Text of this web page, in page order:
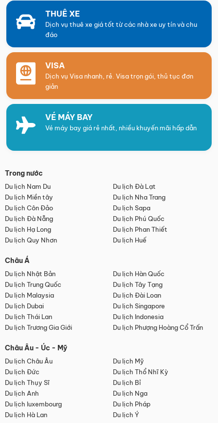
THUÊ XE
Dịch vụ thuê xe giá tốt từ các nhà xe uy tín và chu
đáo
VISA
Dịch vụ Visa nhanh, rẻ. Visa trọn gói, thủ tục đơn
giản
VÉ MÁY BAY
Vé máy bay giá rẻ nhất, nhiều khuyến mãi hấp dẫn
Trong nước
Du lịch Nam Du
Du lịch Đà Lạt
Du lịch Miền tây
Du lịch Nha Trang
Du lịch Côn Đảo
Du lịch Sapa
Du lịch Đà Nẵng
Du lịch Phú Quốc
Du lịch Hạ Long
Du lịch Phan Thiết
Du lịch Quy Nhơn
Du lịch Huế
Châu Á
Du lịch Nhật Bản
Du lịch Hàn Quốc
Du lịch Trung Quốc
Du lịch Tây Tạng
Du lịch Malaysia
Du lịch Đài Loan
Du lịch Dubai
Du lịch Singapore
Du lịch Thái Lan
Du lịch Indonesia
Du lịch Trương Gia Giới
Du lịch Phượng Hoàng Cổ Trấn
Châu Âu - Úc - Mỹ
Du lịch Châu Âu
Du lịch Mỹ
Du lịch Đức
Du lịch Thổ Nhĩ Kỳ
Du lịch Thụy Sĩ
Du lịch Bỉ
Du lịch Anh
Du lịch Nga
Du lịch luxembourg
Du lịch Pháp
Du lịch Hà Lan
Du lịch Ý